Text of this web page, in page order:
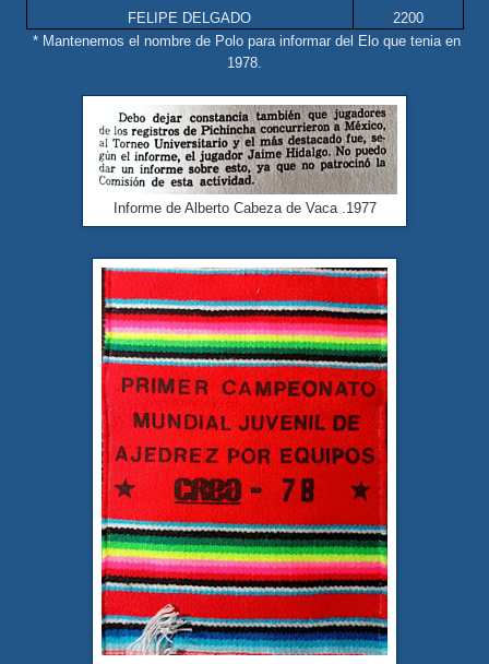
FELIPE DELGADO
2200
* Mantenemos el nombre de Polo para informar del Elo que tenia en
1978.
Informe de Alberto Cabeza de Vaca .1977